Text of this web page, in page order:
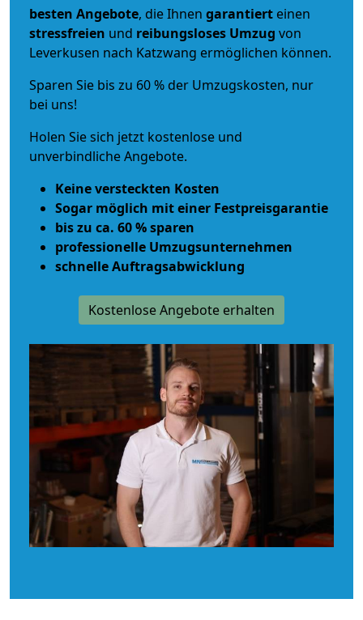
besten Angebote, die Ihnen garantiert einen
stressfreien und reibungsloses Umzug von
Leverkusen nach Katzwang ermöglichen können.
Sparen Sie bis zu 60 % der Umzugskosten, nur
bei uns!
Holen Sie sich jetzt kostenlose und
unverbindliche Angebote.
Keine versteckten Kosten
Sogar möglich mit einer Festpreisgarantie
bis zu ca. 60 % sparen
professionelle Umzugsunternehmen
schnelle Auftragsabwicklung
Kostenlose Angebote erhalten